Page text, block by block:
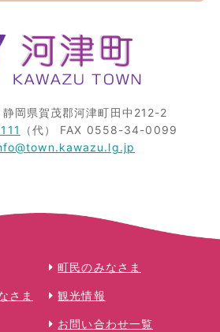
静岡県賀茂郡河津町田中212-2
（代） FAX 0558-34-0099
町民のみなさま
さま 観光情報
お問い合わせ一覧